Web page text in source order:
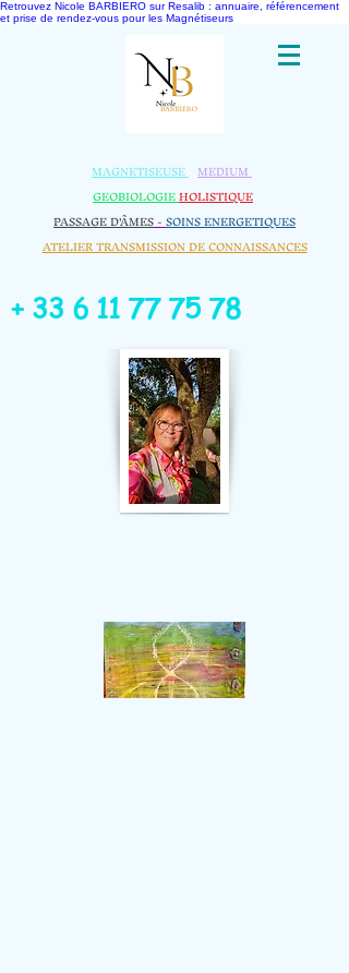
Retrouvez Nicole BARBIERO sur Resalib : annuaire, référencement
et prise de rendez-vous pour les Magnétiseurs
MAGNETISEUSE MEDIUM
GEOBIOLOGIE​HOLISTIQUE
PASSAGE D'ÂMES-SOINS ENERGETIQUES
ATELIER TRANSMISSION DE CONNAISSANCES
+ 33 6 11 77 75 78